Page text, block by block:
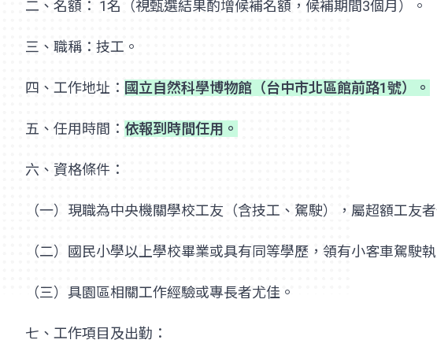
二、名額： 1名（視甄選結果酌增候補名額，候補期間3個月）。
三、職稱：技工。
四、工作地址： 國立自然科學博物館（台中市北區館前路1號）。
五、任用時間： 依報到時間任用。
六、資格條件：
（一）現職為中央機關學校工友（含技工、駕駛），屬超額工友者
（二）國民小學以上學校畢業或具有同等學歷，領有小客車駕駛執
（三）具園區相關工作經驗或專長者尤佳。
七、工作項目及出勤：